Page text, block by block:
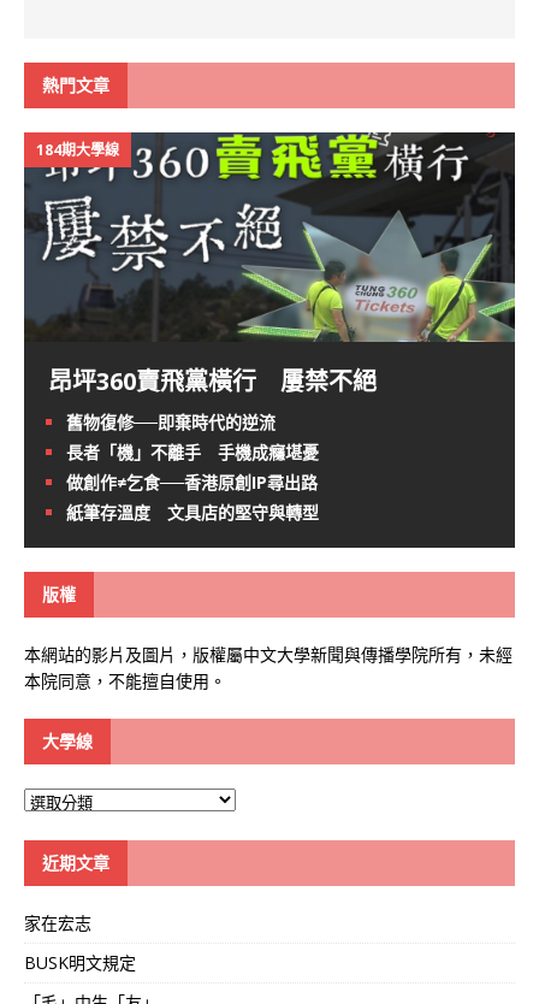
熱門文章
184期大學線
昂坪360賣飛黨橫行 屢禁不絕
舊物復修──即棄時代的逆流
長者「機」不離手 手機成癮堪憂
做創作≠乞食──香港原創IP尋出路
紙筆存溫度 文具店的堅守與轉型
版權
本網站的影片及圖片，版權屬中文大學新聞與傳播學院所有，未經
本院同意，不能擅自使用。
大學線
大
近期文章
家在宏志
BUSK明文規定